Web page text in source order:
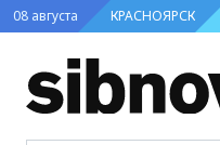
08 августа КРАСНОЯРСК